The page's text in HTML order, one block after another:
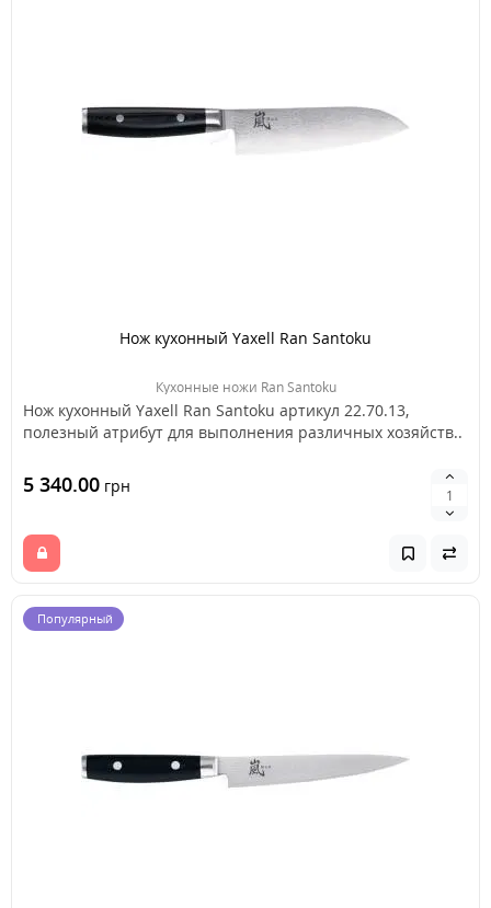
Нож кухонный Yaxell Ran Santoku
Кухонные ножи Ran Santoku
Нож кухонный Yaxell Ran Santoku артикул 22.70.13,
полезный атрибут для выполнения различных хозяйств..
5 340.00 грн
Популярный